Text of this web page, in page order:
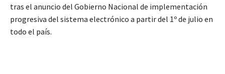
tras el anuncio del Gobierno Nacional de implementación
progresiva del sistema electrónico a partir del 1º de julio en
todo el país.